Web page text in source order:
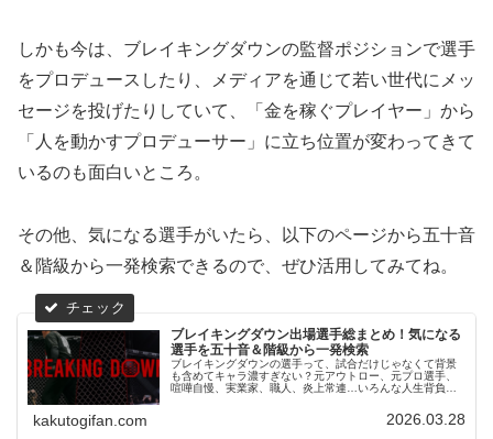
しかも今は、ブレイキングダウンの監督ポジションで選手
をプロデュースしたり、メディアを通じて若い世代にメッ
セージを投げたりしていて、「金を稼ぐプレイヤー」から
「人を動かすプロデューサー」に立ち位置が変わってきて
いるのも面白いところ。
その他、気になる選手がいたら、以下のページから五十音
＆階級から一発検索できるので、ぜひ活用してみてね。
ブレイキングダウン出場選手総まとめ！気になる
選手を五十音＆階級から一発検索
ブレイキングダウンの選手って、試合だけじゃなくて背景
も含めてキャラ濃すぎない？元アウトロー、元プロ選手、
喧嘩自慢、実業家、職人、炎上常連…いろんな人生背負っ
kakutogifan.com 2026.03.28